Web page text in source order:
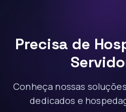
Precisa de
Conheça nossas
dedicados e